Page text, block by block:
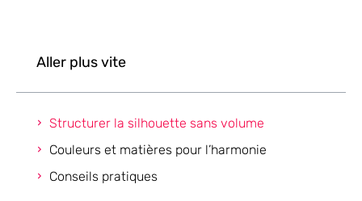
Aller plus vite
Structurer la silhouette sans volume
Couleurs et matières pour l’harmonie
Conseils pratiques